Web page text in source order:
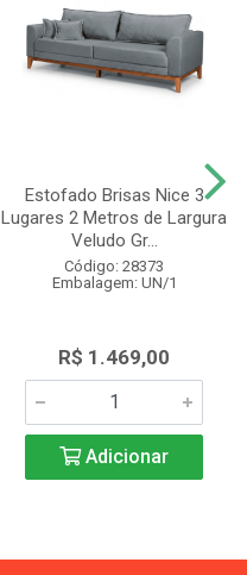
Estofado Brisas Nice 3
Lugares 2 Metros de Largura
Veludo Gr...
Código: 28373
Embalagem: UN/1
R$ 1.469,00
Adicionar